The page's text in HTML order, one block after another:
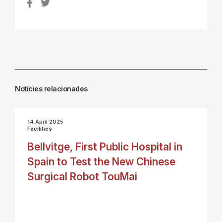
Notícies relacionades
14 April 2025
Facilities
Bellvitge, First Public Hospital in
Spain to Test the New Chinese
Surgical Robot TouMai